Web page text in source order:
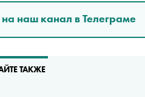
наш канал в Телеграме
ТАКЖЕ